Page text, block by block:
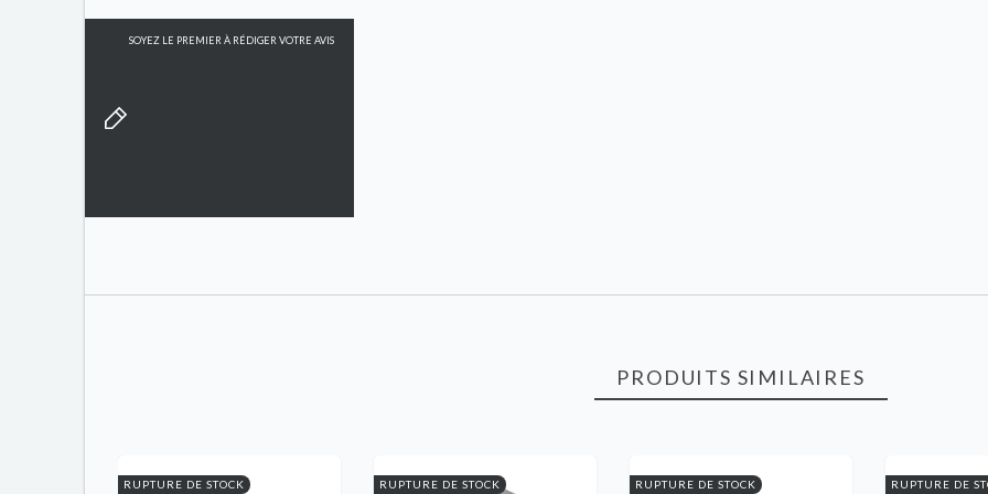
SOYEZ LE PREMIER À RÉDIGER VOTRE AVIS
PRODUITS SIMILAIRES
RUPTURE DE STOCK RUPTURE DE STOCK RUPTURE DE STOCK RUPTURE DE